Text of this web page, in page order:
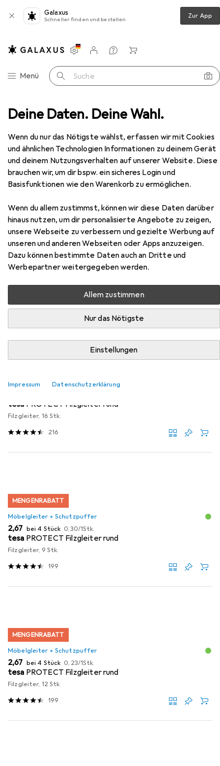
Deine Daten. Deine Wahl.
Wenn du nur das Nötigste wählst, erfassen wir mit Cookies
und ähnlichen Technologien Informationen zu deinem Gerät
und deinem Nutzungsverhalten auf unserer Website. Diese
brauchen wir, um dir bspw. ein sicheres Login und
Basisfunktionen wie den Warenkorb zu ermöglichen.
Wenn du allem zustimmst, können wir diese Daten darüber
hinaus nutzen, um dir personalisierte Angebote zu zeigen,
unsere Webseite zu verbessern und gezielte Werbung auf
unseren und anderen Webseiten oder Apps anzuzeigen.
Dazu können bestimmte Daten auch an Dritte und
Werbepartner weitergegeben werden.
Allem zustimmen
Nur das Nötigste
Einstellungen
Impressum Datenschutzerklärung
Galaxus
Schneller finden und bestellen Zur App
Navigation nach Kategorien
Menü Suche
Einstellungen
Kundenkonto
Vergleichslisten
Merklisten
Warenkorb
Wohnzimmer Regal Vicco Eckunterschrank R-Line
EUR
199,80
Vicco Eckunterschrank R-Line
86 x 60 x 81.60 cm
Zubehör für Vicco
Eckunterschrank R-Line
Hier findest du passendes Zubehör zum Produkt Vicco
Schutzpuffer.
Relevanz
Möbelgleiter + Schutzpuffer
tesa PROTECT Filzgleiter rund
Filzgleiter, 16 Stk.
216
MENGENRABATT
Möbelgleiter + Schutzpuffer
EUR
2,67 bei 4 Stück EUR
0,30/1Stk.
tesa PROTECT Filzgleiter rund
Filzgleiter, 9 Stk.
199
MENGENRABATT
Möbelgleiter + Schutzpuffer
EUR
2,67 bei 4 Stück EUR
0,23/1Stk.
tesa PROTECT Filzgleiter rund
Filzgleiter, 12 Stk.
199